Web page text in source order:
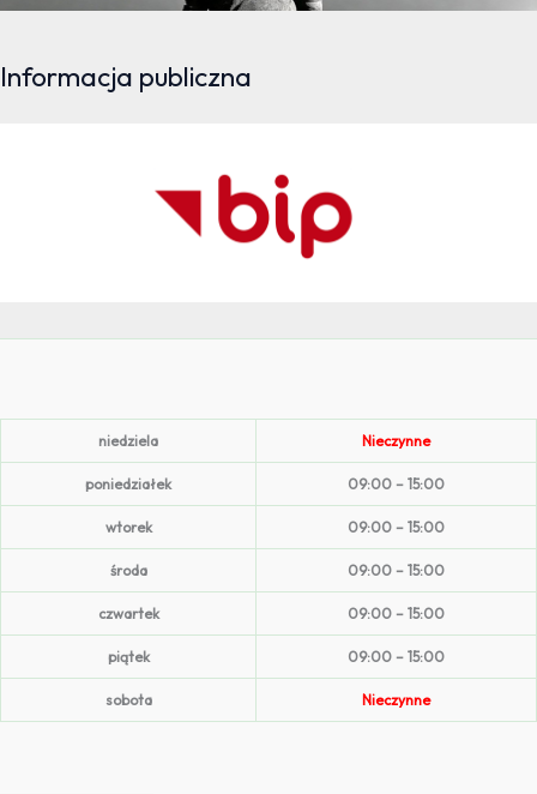
Informacja publiczna
niedziela Nieczynne
poniedziałek 09:00 – 15:00
wtorek 09:00 – 15:00
środa 09:00 – 15:00
czwartek 09:00 – 15:00
piątek 09:00 – 15:00
sobota Nieczynne